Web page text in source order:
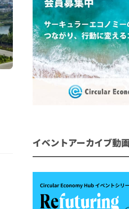
イベントアーカイブ動